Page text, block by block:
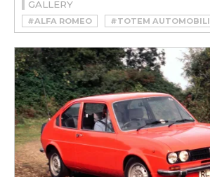
GALLERY
#ALFA ROMEO
#TOTEM AUTOMOBILI
#TOTEM GT ELECTRIC